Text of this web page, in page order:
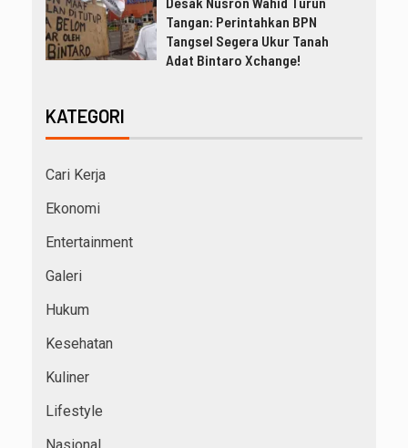
Tangan: Perintahkan BPN
Tangsel Segera Ukur Tanah
Adat Bintaro Xchange!
KATEGORI
Cari Kerja
Ekonomi
Entertainment
Galeri
Hukum
Kesehatan
Kuliner
Lifestyle